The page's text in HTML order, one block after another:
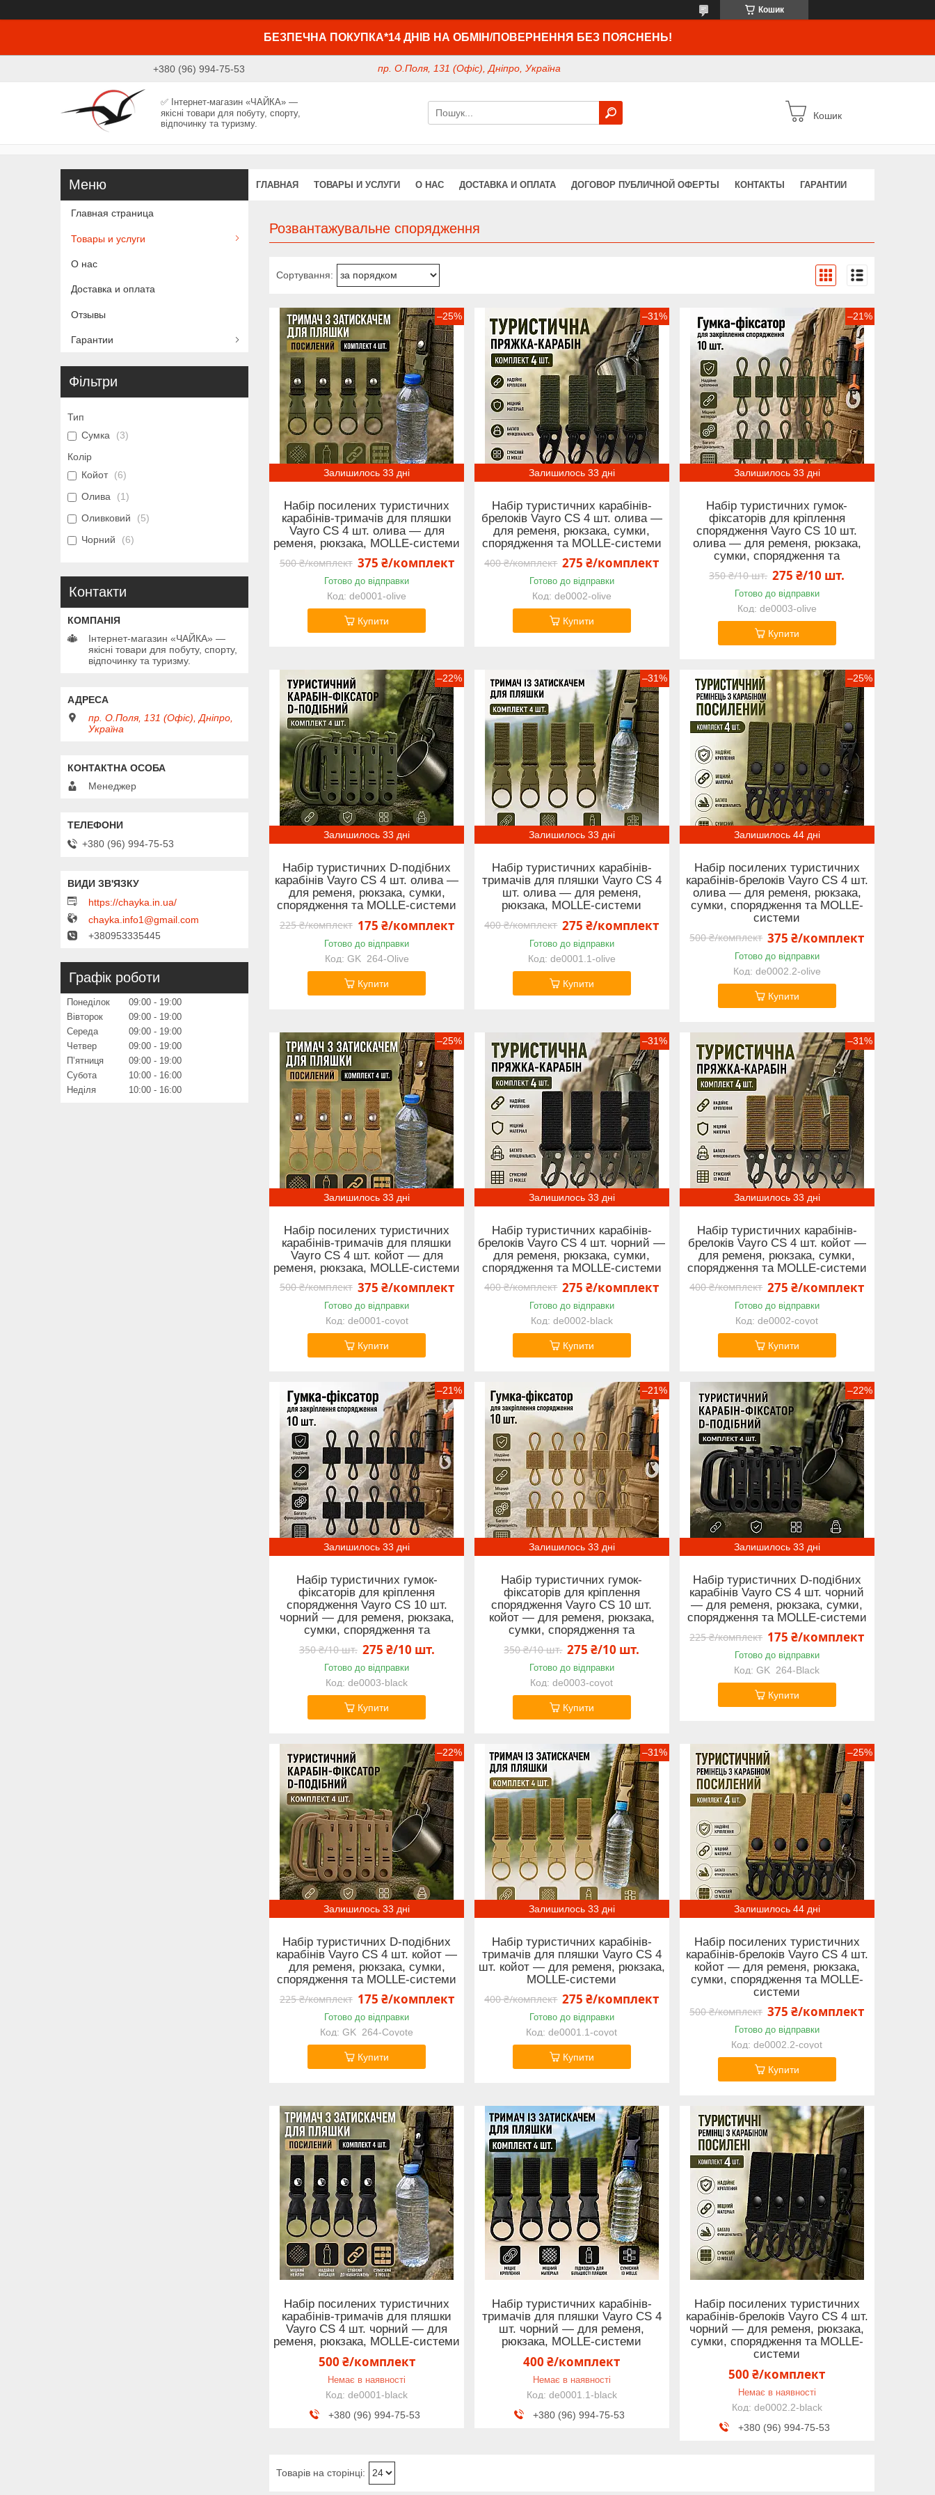
Кошик
БЕЗПЕЧНА ПОКУПКА*14 ДНІВ НА ОБМІН/ПОВЕРНЕННЯ БЕЗ ПОЯСНЕНЬ!
+380 (96) 994-75-53 пр. О.Поля, 131 (Офіс), Дніпро, Україна
✅ Інтернет-магазин «ЧАЙКА» —
якісні товари для побуту, спорту,
відпочинку та туризму.
Кошик
ГЛАВНАЯ ТОВАРЫ И УСЛУГИ О НАС ДОСТАВКА И ОПЛАТА ДОГОВОР ПУБЛИЧНОЙ ОФЕРТЫ КОНТАКТЫ ГАРАНТИИ
Розвантажувальне спорядження
–25%
Залишилось 33 дні
Набір посилених туристичних
карабінів-тримачів для пляшки
Vayro CS 4 шт. олива — для
ременя, рюкзака, MOLLE-системи
500 ₴/комплект 375 ₴/комплект
Готово до відправки
de0001-olive
Купити
–31%
Залишилось 33 дні
Набір туристичних карабінів-
брелоків Vayro CS 4 шт. олива —
для ременя, рюкзака, сумки,
спорядження та MOLLE-системи
400 ₴/комплект 275 ₴/комплект
Готово до відправки
de0002-olive
Купити
–21%
Залишилось 33 дні
Набір туристичних гумок-
фіксаторів для кріплення
спорядження Vayro CS 10 шт.
олива — для ременя, рюкзака,
сумки, спорядження та
350 ₴/10 шт. 275 ₴/10 шт.
Готово до відправки
de0003-olive
Купити
–22%
Залишилось 33 дні
Набір туристичних D-подібних
карабінів Vayro CS 4 шт. олива —
для ременя, рюкзака, сумки,
спорядження та MOLLE-системи
225 ₴/комплект 175 ₴/комплект
Готово до відправки
GK_264-Olive
Купити
–31%
Залишилось 33 дні
Набір туристичних карабінів-
тримачів для пляшки Vayro CS 4
шт. олива — для ременя,
рюкзака, MOLLE-системи
400 ₴/комплект 275 ₴/комплект
Готово до відправки
de0001.1-olive
Купити
–25%
Залишилось 44 дні
Набір посилених туристичних
карабінів-брелоків Vayro CS 4 шт.
олива — для ременя, рюкзака,
сумки, спорядження та MOLLE-
системи
500 ₴/комплект 375 ₴/комплект
Готово до відправки
de0002.2-olive
Купити
–25%
Залишилось 33 дні
Набір посилених туристичних
карабінів-тримачів для пляшки
Vayro CS 4 шт. койот — для
ременя, рюкзака, MOLLE-системи
500 ₴/комплект 375 ₴/комплект
Готово до відправки
de0001-coyot
Купити
–31%
Залишилось 33 дні
Набір туристичних карабінів-
брелоків Vayro CS 4 шт. чорний —
для ременя, рюкзака, сумки,
спорядження та MOLLE-системи
400 ₴/комплект 275 ₴/комплект
Готово до відправки
de0002-black
Купити
–31%
Залишилось 33 дні
Набір туристичних карабінів-
брелоків Vayro CS 4 шт. койот —
для ременя, рюкзака, сумки,
спорядження та MOLLE-системи
400 ₴/комплект 275 ₴/комплект
Готово до відправки
de0002-coyot
Купити
–21%
Залишилось 33 дні
Набір туристичних гумок-
фіксаторів для кріплення
спорядження Vayro CS 10 шт.
чорний — для ременя, рюкзака,
сумки, спорядження та
350 ₴/10 шт. 275 ₴/10 шт.
Готово до відправки
de0003-black
Купити
–21%
Залишилось 33 дні
Набір туристичних гумок-
фіксаторів для кріплення
спорядження Vayro CS 10 шт.
койот — для ременя, рюкзака,
сумки, спорядження та
350 ₴/10 шт. 275 ₴/10 шт.
Готово до відправки
de0003-coyot
Купити
–22%
Залишилось 33 дні
Набір туристичних D-подібних
карабінів Vayro CS 4 шт. чорний
— для ременя, рюкзака, сумки,
спорядження та MOLLE-системи
225 ₴/комплект 175 ₴/комплект
Готово до відправки
GK_264-Black
Купити
–22%
Залишилось 33 дні
Набір туристичних D-подібних
карабінів Vayro CS 4 шт. койот —
для ременя, рюкзака, сумки,
спорядження та MOLLE-системи
225 ₴/комплект 175 ₴/комплект
Готово до відправки
GK_264-Coyote
Купити
–31%
Залишилось 33 дні
Набір туристичних карабінів-
тримачів для пляшки Vayro CS 4
шт. койот — для ременя, рюкзака,
MOLLE-системи
400 ₴/комплект 275 ₴/комплект
Готово до відправки
de0001.1-coyot
Купити
–25%
Залишилось 44 дні
Набір посилених туристичних
карабінів-брелоків Vayro CS 4 шт.
койот — для ременя, рюкзака,
сумки, спорядження та MOLLE-
системи
500 ₴/комплект 375 ₴/комплект
Готово до відправки
de0002.2-coyot
Купити
Набір посилених туристичних
карабінів-тримачів для пляшки
Vayro CS 4 шт. чорний — для
ременя, рюкзака, MOLLE-системи
500 ₴/комплект
Немає в наявності
de0001-black
+380 (96) 994-75-53
Набір туристичних карабінів-
тримачів для пляшки Vayro CS 4
шт. чорний — для ременя,
рюкзака, MOLLE-системи
400 ₴/комплект
Немає в наявності
de0001.1-black
+380 (96) 994-75-53
Набір посилених туристичних
карабінів-брелоків Vayro CS 4 шт.
чорний — для ременя, рюкзака,
сумки, спорядження та MOLLE-
системи
500 ₴/комплект
Немає в наявності
de0002.2-black
+380 (96) 994-75-53
Главная страница
Товары и услуги
О нас
Доставка и оплата
Отзывы
Гарантии
Фільтри
Тип
Сумка
3
Колір
Койот
6
Олива
1
Оливковий
5
Чорний
6
Контакти
Інтернет-магазин «ЧАЙКА» —
якісні товари для побуту, спорту,
відпочинку та туризму.
пр. О.Поля, 131 (Офіс), Дніпро,
Україна
Менеджер
+380 (96) 994-75-53
https://chayka.in.ua/
chayka.info1@gmail.com
+380953335445
Графік роботи
Понеділок 09:00
19:00
Вівторок
09:00
19:00
Середа
09:00
19:00
Четвер
09:00
19:00
Пʼятниця
09:00
19:00
Субота
10:00
16:00
Неділя
10:00 16:00